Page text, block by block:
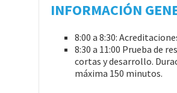
INFORMACIÓN
8:00 a 8:30:
8:30 a 11:00 Prueba de
cortas y desarrollo.
máxima 150 minutos.